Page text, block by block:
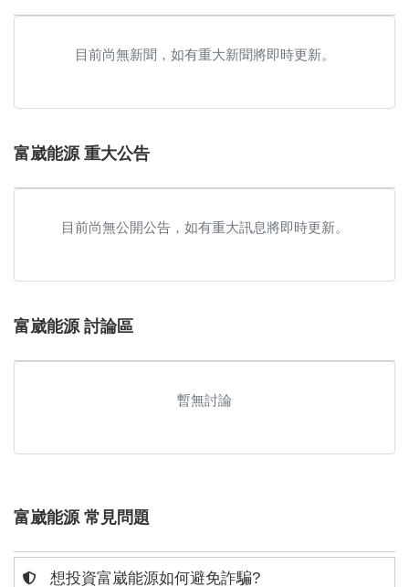
目前尚無新聞，如有重大新聞將即時更新。
富崴能源 重大公告
目前尚無公開公告，如有重大訊息將即時更新。
富崴能源 討論區
暫無討論
富崴能源 常見問題
想投資富崴能源如何避免詐騙?